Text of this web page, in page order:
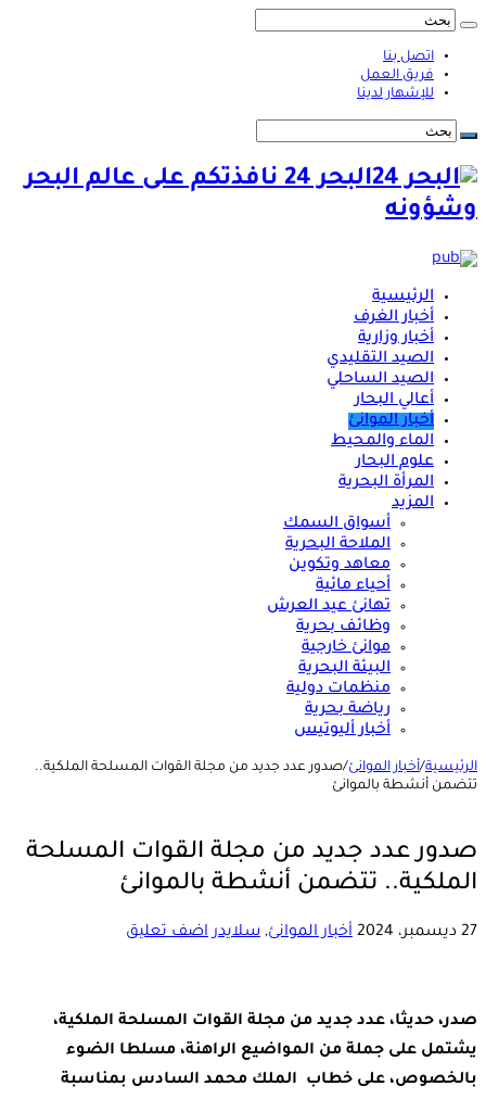
اتصل بنا
فريق العمل
للإشهار لدينا
البحر 24 نافذتكم على عالم البحر
وشؤونه
الرئيسية
أخبار الغرف
أخبار وزارية
الصيد التقليدي
الصيد الساحلي
أعالي البحار
أخبار الموانئ
الماء والمحيط
علوم البحار
المرأة البحرية
المزيد
أسواق السمك
الملاحة البحرية
معاهد وتكوين
أحياء مائية
تهانئ عيد العرش
وظائف بحرية
موانئ خارجية
البيئة البحرية
منظمات دولية
رياضة بحرية
أخبار أليوتيس
الرئيسية/أخبار الموانئ/صدور عدد جديد من مجلة القوات المسلحة الملكية..
تتضمن أنشطة بالموانئ
صدور عدد جديد من مجلة القوات المسلحة
الملكية.. تتضمن أنشطة بالموانئ
27 ديسمبر، 2024 أخبار الموانئ, سلايدر اضف تعليق
صدر، حديثا، عدد جديد من مجلة القوات المسلحة الملكية،
يشتمل على جملة من المواضيع الراهنة، مسلطا الضوء
بالخصوص، على خطاب الملك محمد السادس بمناسبة